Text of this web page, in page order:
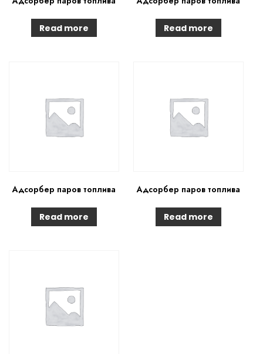
Read more Read more
Адсорбер паров топлива
Read more
Адсорбер паров топлива
Read more